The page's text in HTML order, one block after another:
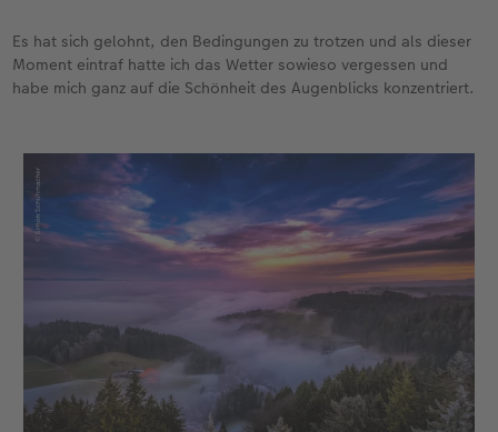
Es hat sich gelohnt, den Bedingungen zu trotzen und als dieser
Moment eintraf hatte ich das Wetter sowieso vergessen und
habe mich ganz auf die Schönheit des Augenblicks konzentriert.